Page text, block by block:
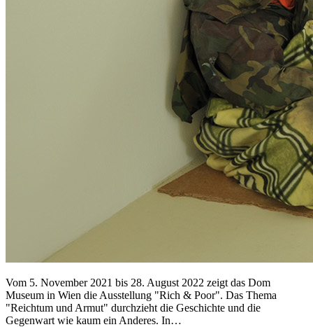
Vom 5. November 2021 bis 28. August 2022 zeigt das Dom
Museum in Wien die Ausstellung "Rich & Poor". Das Thema
"Reichtum und Armut" durchzieht die Geschichte und die
Gegenwart wie kaum ein Anderes. In…